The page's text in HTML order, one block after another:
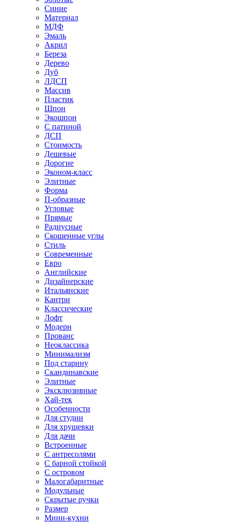
Синие
Материал
МДФ
Эмаль
Акрил
Береза
Дерево
Дуб
ЛДСП
Массив
Пластик
Шпон
Экошпон
С патиной
ДСП
Стоимость
Дешевые
Дорогие
Эконом-класс
Элитные
Форма
П-образные
Угловые
Прямые
Радиусные
Скошенные углы
Стиль
Современные
Евро
Английские
Дизайнерские
Итальянские
Кантри
Классические
Лофт
Модерн
Прованс
Неоклассика
Минимализм
Под старину
Скандинавские
Элитные
Эксклюзивные
Хай-тек
Особенности
Для студии
Для хрущевки
Для дачи
Встроенные
С антресолями
С барной стойкой
С островом
Малогабаритные
Модульные
Скрытые ручки
Размер
Мини-кухни